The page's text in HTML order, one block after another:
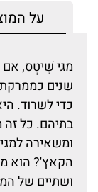
על
מגי שִׁיטְס, אם
שנים
כדי לשרוד.
בתיהם. כל
ומשאירה
הקאץ'? הוא
ושתיים של